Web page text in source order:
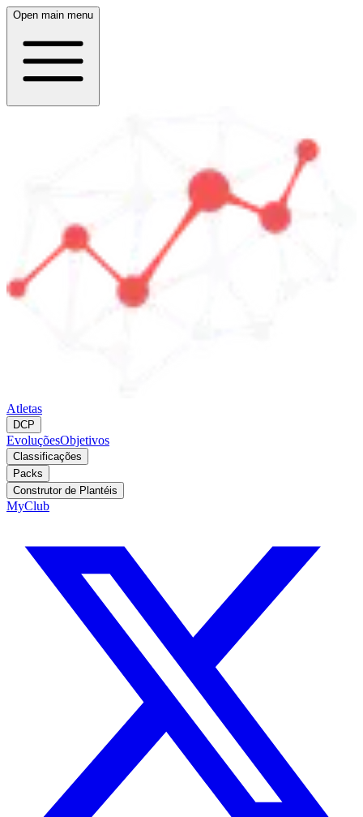
Open main menu
Atletas
DCP
EvoluçõesObjetivos
Classificações
Packs
Construtor de Plantéis
MyClub